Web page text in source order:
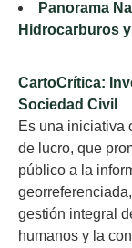
Panorama
Hidrocarburos
CartoCrítica:
Sociedad Civil
Es una iniciativa
de lucro, que
público a la
gestión integral
humanos y la